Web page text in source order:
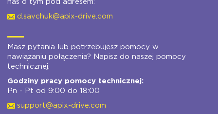
nas o tym pod adresem:
d.savchuk@apix-drive.com
Masz pytania lub potrzebujesz pomocy w
nawiązaniu połączenia? Napisz do naszej pomocy
technicznej:
Godziny pracy pomocy technicznej:
Pn - Pt od 9:00 do 18:00
support@apix-drive.com